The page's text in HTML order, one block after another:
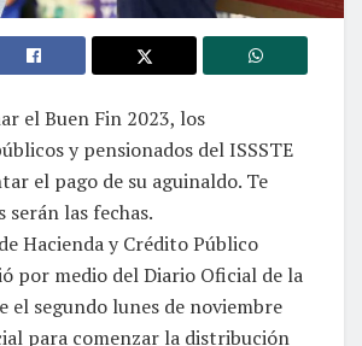
el Buen Fin 2023, los
y pensionados del ISSSTE
el pago de su aguinaldo. Te
serán las fechas.
Hacienda y Crédito Público
por medio del Diario Oficial de la
el segundo lunes de noviembre
para comenzar la distribución